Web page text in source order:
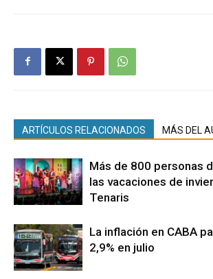
ARTÍCULOS RELACIONADOS MÁS DEL
Más de 800 personas
las vacaciones de
Tenaris
La inflación en CABA
2,9% en julio